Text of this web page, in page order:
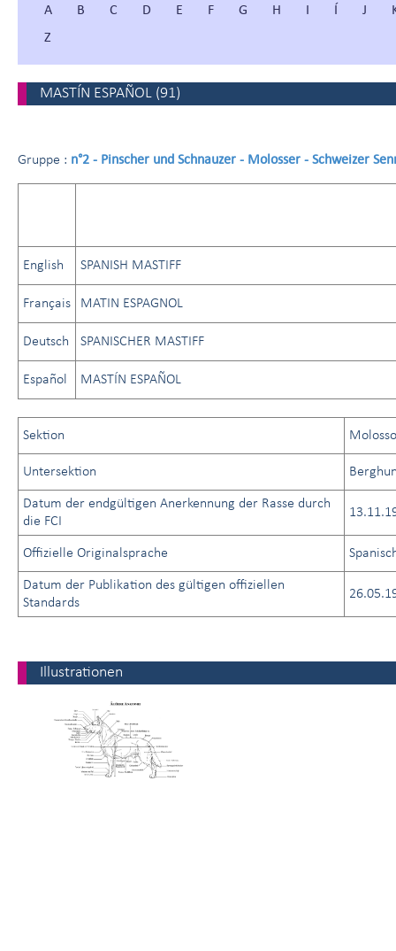
A B C D E F G H I Í J
Z
MASTÍN ESPAÑOL (91)
Gruppe : n°2 - Pinscher und Schnauzer - Molosser - Schweizer
English SPANISH MASTIFF
Français MATIN ESPAGNOL
Deutsch SPANISCHER MASTIFF
Español MASTÍN ESPAÑOL
Sektion
Untersektion
Datum der endgültigen Anerkennung der Rasse durch
die FCI
Offizielle Originalsprache
Datum der Publikation des gültigen offiziellen
Standards
Illustrationen